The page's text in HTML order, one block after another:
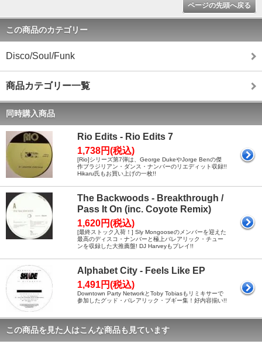
ページの先頭へ戻る
この商品のカテゴリー
Disco/Soul/Funk
商品カテゴリー一覧
同時購入商品
Rio Edits - Rio Edits 7
1,738円(税込)
[Rio]シリーズ第7弾は、George DukeやJorge Benの傑
作ブラジリアン・ダンス・ナンバーのリエディット収録!!
Hikaru氏もお買い上げの一枚!!
The Backwoods - Breakthrough /
Pass It On (inc. Coyote Remix)
1,620円(税込)
[最終ストック入荷！] Sly Mongooseのメンバーを迎えた
最高のディスコ・ナンバーと極上バレアリック・チュー
ンを収録した大推薦盤! DJ Harveyもプレイ!!
Alphabet City - Feels Like EP
1,491円(税込)
Downtown Party NetworkとToby Tobiasもリミキサーで
参加したグッド・バレアリック・ブギー集！好内容揃い!!
この商品を見た人はこんな商品も見ています